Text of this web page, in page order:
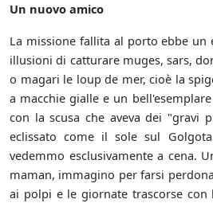
Un nuovo amico
La missione fallita al porto ebbe
illusioni di catturare muges, sars,
o magari le loup de mer, cioè la
a macchie gialle e un
con la scusa che aveva dei "gravi
eclissato come il sole sul
vedemmo esclusivamente a cena.
maman, immagino per farsi
ai polpi e le giornate trascorse con